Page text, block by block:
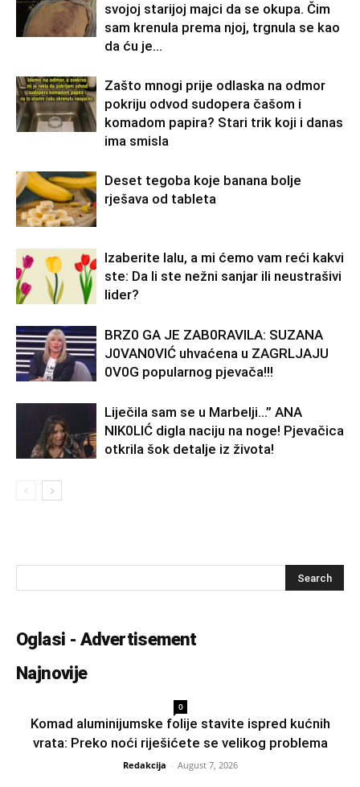
svojoj starijoj majci da se okupa. Čim
sam krenula prema njoj, trgnula se kao
da ću je...
Zašto mnogi prije odlaska na odmor
pokriju odvod sudopera čašom i
komadom papira? Stari trik koji i danas
ima smisla
Deset tegoba koje banana bolje
rješava od tableta
Izaberite lalu, a mi ćemo vam reći kakvi
ste: Da li ste nežni sanjar ili neustrašivi
lider?
BRZ0 GA JE ZAB0RAVlLA: SUZANA
J0VAN0VIĆ uhvaćena u ZAGRLJAJU
0V0G popularnog pjevača!!!
Liječila sam se u Marbelji…” ANA
NlK0LlĆ digla naciju na noge! Pjevačica
otkrila šok detalje iz života!
Oglasi - Advertisement
Najnovije
0
Komad aluminijumske folije stavite ispred kućnih
vrata: Preko noći riješićete se velikog problema
Redakcija - August 7, 2026